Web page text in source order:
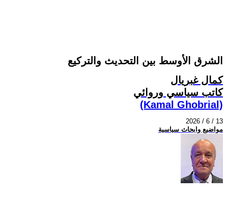
الشرق الأوسط بين التحديث والتركيع
كمال غبريال
كاتب سياسي وروائي
(Kamal Ghobrial)
2026 / 6 / 13
مواضيع وابحاث سياسية